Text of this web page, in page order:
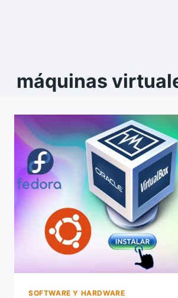
máquinas
SOFTWARE Y HARDWARE